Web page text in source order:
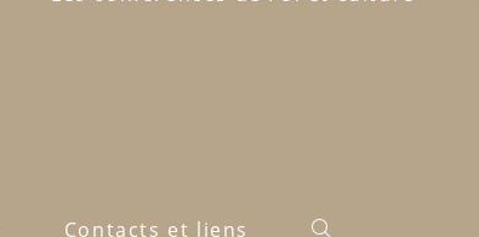
Contacts et liens